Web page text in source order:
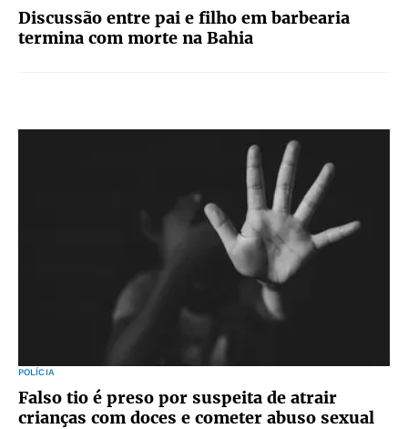
Discussão entre pai e filho em barbearia
termina com morte na Bahia
POLÍCIA
Falso tio é preso por suspeita de atrair
crianças com doces e cometer abuso sexual